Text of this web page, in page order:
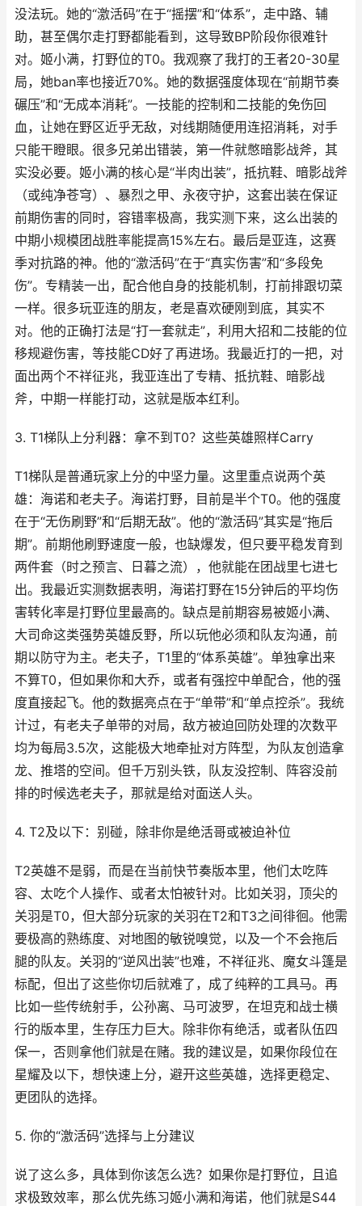
没法玩。她的“激活码”在于“摇摆”和“体系”，走中路、辅
助，甚至偶尔走打野都能看到，这导致BP阶段你很难针
对。姬小满，打野位的T0。我观察了我打的王者20-30星
局，她ban率也接近70%。她的数据强度体现在“前期节奏
碾压”和“无成本消耗”。一技能的控制和二技能的免伤回
血，让她在野区近乎无敌，对线期随便用连招消耗，对手
只能干瞪眼。很多兄弟出错装，第一件就憋暗影战斧，其
实没必要。姬小满的核心是“半肉出装”，抵抗鞋、暗影战斧
（或纯净苍穹）、暴烈之甲、永夜守护，这套出装在保证
前期伤害的同时，容错率极高，我实测下来，这么出装的
中期小规模团战胜率能提高15%左右。最后是亚连，这赛
季对抗路的神。他的“激活码”在于“真实伤害”和“多段免
伤”。专精装一出，配合他自身的技能机制，打前排跟切菜
一样。很多玩亚连的朋友，老是喜欢硬刚到底，其实不
对。他的正确打法是“打一套就走”，利用大招和二技能的位
移规避伤害，等技能CD好了再进场。我最近打的一把，对
面出两个不祥征兆，我亚连出了专精、抵抗鞋、暗影战
斧，中期一样能打动，这就是版本红利。
3. T1梯队上分利器：拿不到T0？这些英雄照样Carry
T1梯队是普通玩家上分的中坚力量。这里重点说两个英
雄：海诺和老夫子。海诺打野，目前是半个T0。他的强度
在于“无伤刷野”和“后期无敌”。他的“激活码”其实是“拖后
期”。前期他刷野速度一般，也缺爆发，但只要平稳发育到
两件套（时之预言、日暮之流），他就能在团战里七进七
出。我最近实测数据表明，海诺打野在15分钟后的平均伤
害转化率是打野位里最高的。缺点是前期容易被姬小满、
大司命这类强势英雄反野，所以玩他必须和队友沟通，前
期以防守为主。老夫子，T1里的“体系英雄”。单独拿出来
不算T0，但如果你和大乔，或者有强控中单配合，他的强
度直接起飞。他的数据亮点在于“单带”和“单点控杀”。我统
计过，有老夫子单带的对局，敌方被迫回防处理的次数平
均为每局3.5次，这能极大地牵扯对方阵型，为队友创造拿
龙、推塔的空间。但千万别头铁，队友没控制、阵容没前
排的时候选老夫子，那就是给对面送人头。
4. T2及以下：别碰，除非你是绝活哥或被迫补位
T2英雄不是弱，而是在当前快节奏版本里，他们太吃阵
容、太吃个人操作、或者太怕被针对。比如关羽，顶尖的
关羽是T0，但大部分玩家的关羽在T2和T3之间徘徊。他需
要极高的熟练度、对地图的敏锐嗅觉，以及一个不会拖后
腿的队友。关羽的“逆风出装”也难，不祥征兆、魔女斗篷是
标配，但出了这些你切后就难了，成了纯粹的工具马。再
比如一些传统射手，公孙离、马可波罗，在坦克和战士横
行的版本里，生存压力巨大。除非你有绝活，或者队伍四
保一，否则拿他们就是在赌。我的建议是，如果你段位在
星耀及以下，想快速上分，避开这些英雄，选择更稳定、
更团队的选择。
5. 你的“激活码”选择与上分建议
说了这么多，具体到你该怎么选？如果你是打野位，且追
求极致效率，那么优先练习姬小满和海诺，他们就是S44